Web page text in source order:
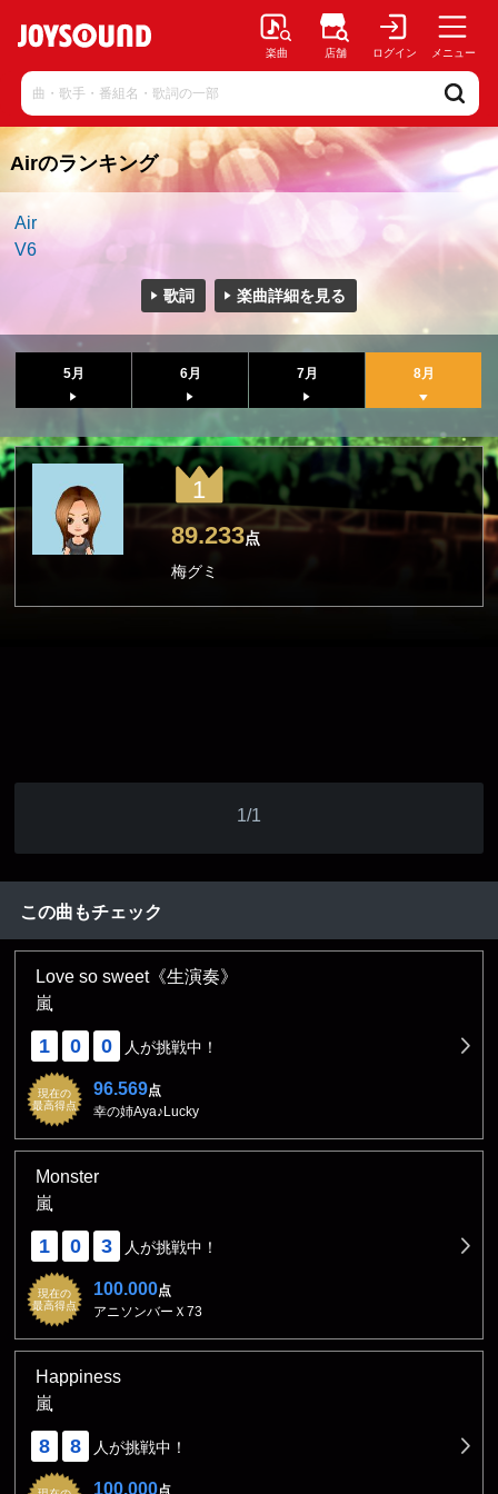
楽曲 店舗 ログイン メニュー
Airのランキング
Air
V6
歌詞 楽曲詳細を見る
5月 6月 7月 8月
1
89.233点
梅グミ
1/1
この曲もチェック
Love so sweet《生演奏》
嵐
1 0 0 人が挑戦中！
現在の
最高得点
96.569点
幸の姉Aya♪Lucky
Monster
嵐
1 0 3 人が挑戦中！
現在の
最高得点
100.000点
アニソンバーＸ73
Happiness
嵐
8 8 人が挑戦中！
100.000点